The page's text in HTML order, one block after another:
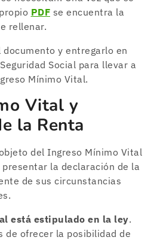
PDF se encuentra la
rellenar.
y entregarlo en
Social para llevar a
Mínimo Vital.
Vital y
la Renta
del Ingreso Mínimo Vital
la declaración de la
de sus circunstancias
está estipulado en la ley.
de ofrecer la posibilidad de